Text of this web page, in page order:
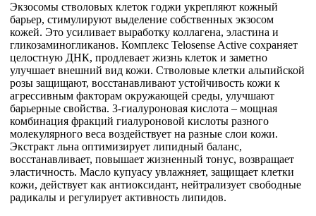
Экзосомы стволовых клеток годжи укрепляют кожный
барьер, стимулируют выделение собственных экзосом
кожей. Это усиливает выработку коллагена, эластина и
гликозаминогликанов. Комплекс Telosense Active сохраняет
целостную ДНК, продлевает жизнь клеток и заметно
улучшает внешний вид кожи. Стволовые клетки альпийской
розы защищают, восстанавливают устойчивость кожи к
агрессивным факторам окружающей среды, улучшают
барьерные свойства. 3-гиалуроновая кислота – мощная
комбинация фракций гиалуроновой кислоты разного
молекулярного веса воздействует на разные слои кожи.
Экстракт льна оптимизирует липидный баланс,
восстанавливает, повышает жизненный тонус, возвращает
эластичность. Масло купуасу увлажняет, защищает клетки
кожи, действует как антиоксидант, нейтрализует свободные
радикалы и регулирует активность липидов.